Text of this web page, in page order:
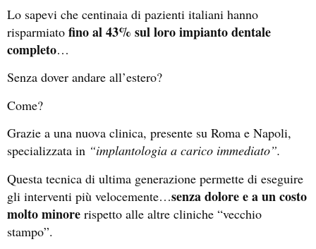
Lo sapevi che centinaia di pazienti italiani hanno
risparmiato fino al 43% sul loro impianto dentale
completo…
Senza dover andare all’estero?
Come?
Grazie a una nuova clinica, presente su Roma e Napoli,
specializzata in “implantologia a carico immediato”.
Questa tecnica di ultima generazione permette di eseguire
gli interventi più velocemente…senza dolore e a un costo
molto minore rispetto alle altre cliniche “vecchio
stampo”.